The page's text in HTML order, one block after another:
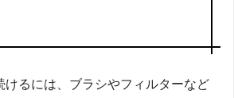
けるには、ブラシやフィルターなど